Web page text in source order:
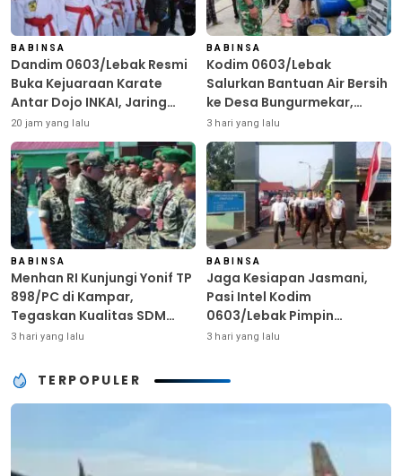
BABINSA
Dandim 0603/Lebak Resmi
Buka Kejuaraan Karate
Antar Dojo INKAI, Jaring
Bibit Atlet Unggul Sambut
HUT ke-81 RI
20 jam yang lalu
BABINSA
Kodim 0603/Lebak
Salurkan Bantuan Air Bersih
ke Desa Bungurmekar,
Ringankan Beban Warga
Terdampak Kemarau
3 hari yang lalu
BABINSA
Menhan RI Kunjungi Yonif TP
898/PC di Kampar,
Tegaskan Kualitas SDM
Kunci Kekuatan TNI
3 hari yang lalu
BABINSA
Jaga Kesiapan Jasmani,
Pasi Intel Kodim
0603/Lebak Pimpin
Pembinaan Fisik Rutin
3 hari yang lalu
TERPOPULER